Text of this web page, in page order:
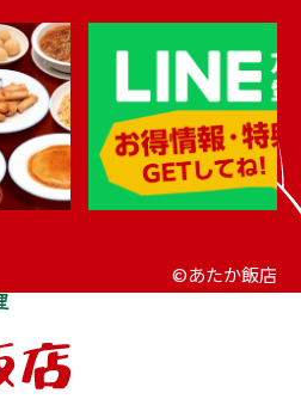
©あたか飯店